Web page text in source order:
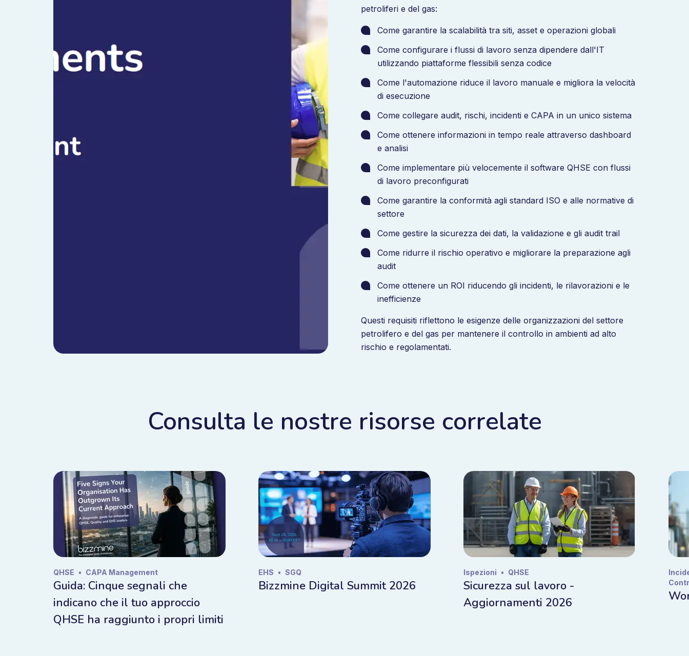
petroliferi e del gas:
Come garantire la scalabilità tra siti, asset e operazioni globali
Come configurare i flussi di lavoro senza dipendere dall'IT
utilizzando piattaforme flessibili senza codice
Come l'automazione riduce il lavoro manuale e migliora la velocità
di esecuzione
Come collegare audit, rischi, incidenti e CAPA in un unico sistema
Come ottenere informazioni in tempo reale attraverso dashboard
e analisi
Come implementare più velocemente il software QHSE con flussi
di lavoro preconfigurati
Come garantire la conformità agli standard ISO e alle normative di
settore
Come gestire la sicurezza dei dati, la validazione e gli audit trail
Come ridurre il rischio operativo e migliorare la preparazione agli
audit
Come ottenere un ROI riducendo gli incidenti, le rilavorazioni e le
inefficienze
Questi requisiti riflettono le esigenze delle organizzazioni del settore
petrolifero e del gas per mantenere il controllo in ambienti ad alto
rischio e regolamentati.
Consulta le nostre risorse correlate
QHSE • CAPA Management
Guida: Cinque segnali che
indicano che il tuo approccio
QHSE ha raggiunto i propri limiti
EHS • SGQ
Bizzmine Digital Summit 2026
Ispezioni • QHSE
Sicurezza sul lavoro -
Aggiornamenti 2026